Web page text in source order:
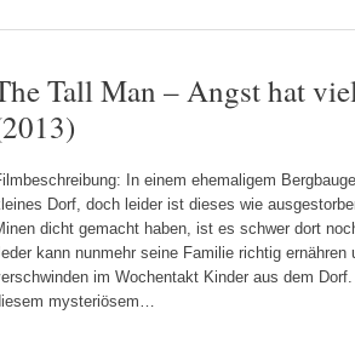
Tall Man – Angst hat
In einem ehemaligem
Dorf, doch leider ist dieses wie
dicht gemacht haben, ist es schwer dort
kann nunmehr seine Familie richtig ernähren
im Wochentakt Kinder aus dem
mysteriösem…